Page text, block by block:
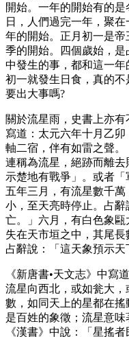
開始。一年的開始有的
日，人們過完一年，聚
年的開始。正月初一是
季的開始。四個歲始，
中發生的事，都和這一
初一就發生日食，真的
要出大事嗎?
關於流星雨，史書上亦
寫道：太元六年十月乙卯
軸二宿，伴有如雷之聲
連稱為流星，絕跡而離
示楚地有戰爭」。或者
五年三月，有流星數千
小，至天亮時停止。占
亡。」六月，有白色象
失在天市垣之中，其尾長
占辭說：「這天象預示天
《新唐書•天文志》中寫
流星向西北，或如瓮大
數，如同天上的星都在
是百姓的象徵；流星意味
《漢書》中說：「星搖者